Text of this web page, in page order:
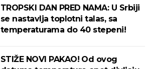
TROPSKI DAN PRED NAMA: U Srbiji
se nastavlja toplotni talas, sa
temperaturama do 40 stepeni!
STIŽE NOVI PAKAO! Od ovog